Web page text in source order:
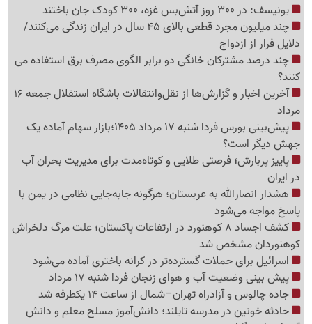
یونیسف: در 300 روز آتش‌بس غزه، 300 کودک جان باختند
چند میلیون مجرد قطعی بالای 45 سال در ایران زندگی می‌کنند/
دلایل فرار از ازدواج
چند درصد مشترکان خانگی دو برابر الگوی مصرف برق استفاده می
کنند؟
آخرین اخبار و گزارش‌ها از نقل‌وانتقالات باشگاه استقلال جمعه 16
مرداد
پیش‌بینی بورس فردا شنبه 17 مرداد 1405؛بازار سهام آماده یک
جهش دیگر است؟
پاییز پربارش؛ فرصتی طلایی و کوتاه‌مدت برای مدیریت بحران آب
در ایران
هشدار انصارالله به عربستان؛ هرگونه جابه‌جایی نظامی در یمن با
پاسخ مواجه می‌شود
کشف اجساد 8 کوهنورد در ارتفاعات پاکستان؛ علت مرگ دلخراش
کوهنوردان مشخص شد
اسرائیل برای حملات گسترده‌تر در کرانه باختری آماده می‌شود
پیش بینی وضعیت آب و هوای زنجان فردا شنبه 17 مرداد
جاده چالوس و آزادراه تهران–شمال از ساعت 14 یکطرفه شد
حادثه خونین در مدرسه تایلند؛ دانش‌آموز مسلح معلم و دانش